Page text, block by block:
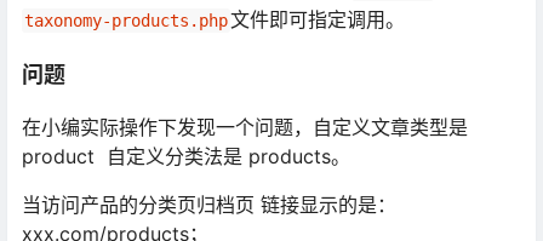
taxonomy-products.php文件即可指定调用。
问题
在小编实际操作下发现一个问题，自定义文章类型是
product 自定义分类法是 products。
当访问产品的分类页归档页 链接显示的是：
xxx.com/products；